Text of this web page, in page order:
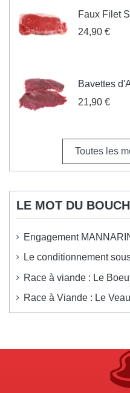
Faux Filet
24,90 €
Bavettes
21,90 €
Toutes les
LE MOT DU
Engagement
Le conditionnement
Race à viande : Le
Race à Viande : Le Veau